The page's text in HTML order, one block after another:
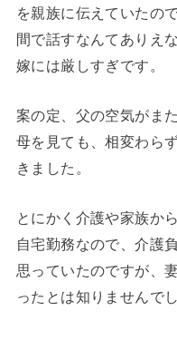
を親族に伝えていたの
間で話すなんてありえ
嫁には厳しすぎです。
案の定、父の空気がま
母を見ても、相変わら
きました。
とにかく介護や家族か
自宅勤務なので、介護
思っていたのですが、
ったとは知りませんで